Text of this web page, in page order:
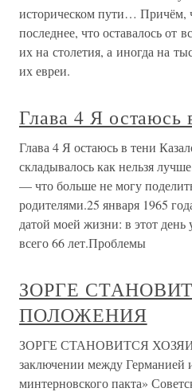
историческом пути… Причём,
последнее, что оставалось от
их на столетия, а иногда на
их евреи.
Глава 4 Я остаюсь
Глава 4 Я остаюсь в тени
складывалось как нельзя
— что больше не могу
родителями.25 января 1965
датой моей жизни: в этот
всего 66 лет.Проблемы
ЗОРГЕ
ПОЛОЖЕНИЯ
ЗОРГЕ СТАНОВИТСЯ
заключении между Германией
минтерновского пакта»